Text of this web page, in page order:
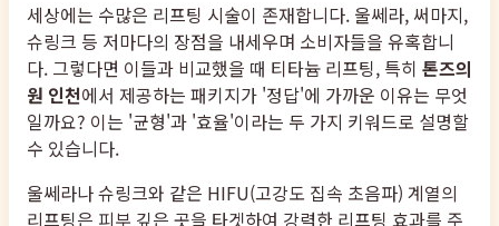
세상에는 수많은 리프팅 시술이 존재합니다. 울쎄라, 써마지,
슈링크 등 저마다의 장점을 내세우며 소비자들을 유혹합니
다. 그렇다면 이들과 비교했을 때 티타늄 리프팅, 특히 톤즈의
원 인천에서 제공하는 패키지가 '정답'에 가까운 이유는 무엇
일까요? 이는 '균형'과 '효율'이라는 두 가지 키워드로 설명할
수 있습니다.
울쎄라나 슈링크와 같은 HIFU(고강도 집속 초음파) 계열의
리프팅은 피부 깊은 곳을 타겟하여 강력한 리프팅 효과를 주